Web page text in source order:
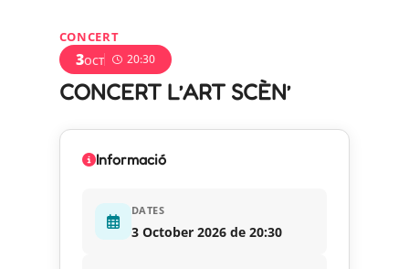
CONCERT
3OCT 20:30
CONCERT L’ART SCÈN’
Informació
DATES
3 October 2026 de 20:30